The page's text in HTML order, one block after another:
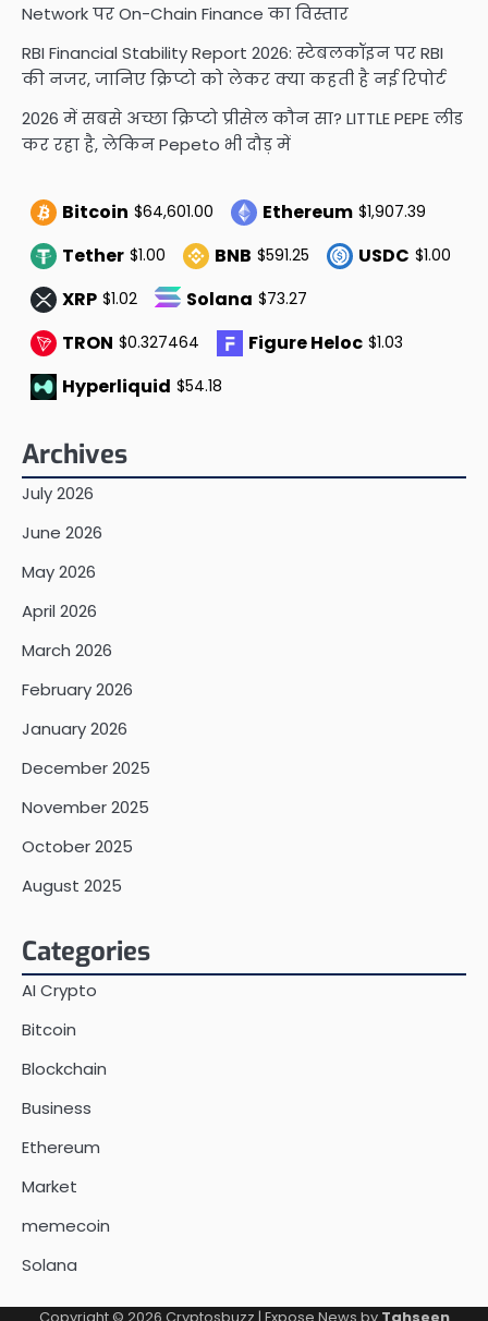
Network पर On-Chain Finance का विस्तार
RBI Financial Stability Report 2026: स्टेबलकॉइन पर RBI
की नजर, जानिए क्रिप्टो को लेकर क्या कहती है नई रिपोर्ट
2026 में सबसे अच्छा क्रिप्टो प्रीसेल कौन सा? LITTLE PEPE लीड
कर रहा है, लेकिन Pepeto भी दौड़ में
Bitcoin $64,601.00 Ethereum $1,907.39
Tether $1.00 BNB $591.25 USDC $1.00
XRP $1.02 Solana $73.27
TRON $0.327464 Figure Heloc $1.03
Hyperliquid $54.18
Archives
July 2026
June 2026
May 2026
April 2026
March 2026
February 2026
January 2026
December 2025
November 2025
October 2025
August 2025
Categories
AI Crypto
Bitcoin
Blockchain
Business
Ethereum
Market
memecoin
Solana